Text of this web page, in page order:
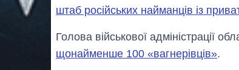
штаб російських найманців із
Голова військової адміністрації
щонайменше 100 «вагнерівців».